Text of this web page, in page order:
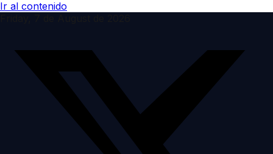
Ir al contenido